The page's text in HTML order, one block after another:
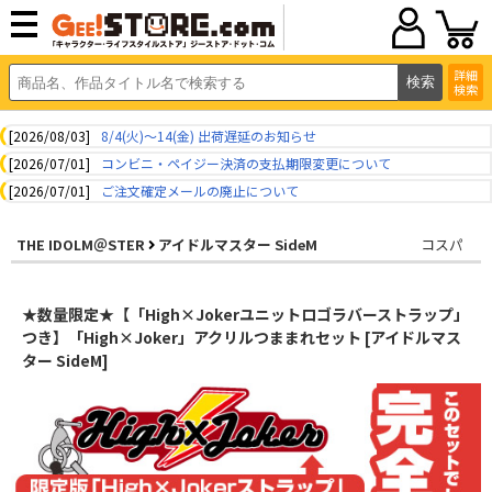
詳細
検索
[2026/08/03]
8/4(火)～14(金) 出荷遅延のお知らせ
[2026/07/01]
コンビニ・ペイジー決済の支払期限変更について
[2026/07/01]
ご注文確定メールの廃止について
THE IDOLM＠STER アイドルマスター SideM コスパ
★数量限定★【「High×Jokerユニットロゴラバーストラップ」
つき】「High×Joker」アクリルつままれセット [アイドルマス
ター SideM]